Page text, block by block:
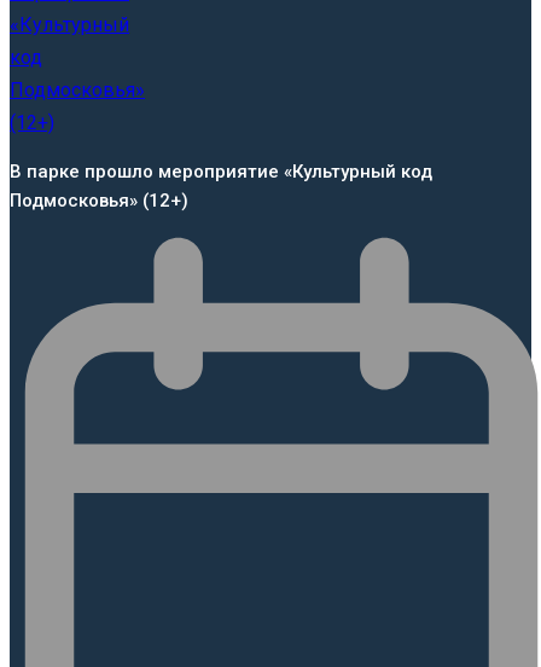
В парке прошло мероприятие «Культурный код
Подмосковья» (12+)